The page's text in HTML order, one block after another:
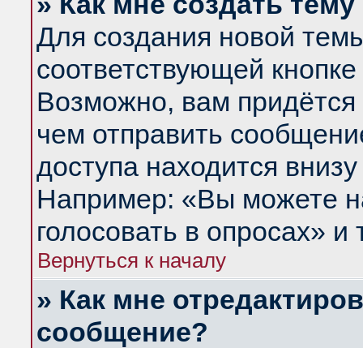
Для создания новой
соответствующей
Возможно, вам придётся
чем отправить
доступа находится
Например: «Вы можете
голосовать в опросах» и
Вернуться к началу
» Как мне
сообщение?